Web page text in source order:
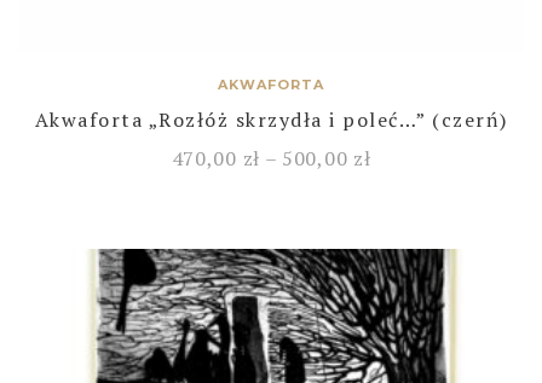
AKWAFORTA
Akwaforta „Rozłóż skrzydła i poleć…” (czerń)
470,00 zł – 500,00 zł